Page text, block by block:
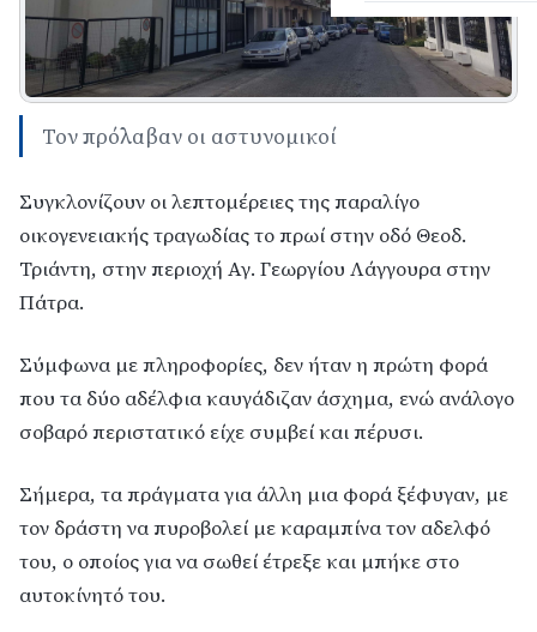
Τον πρόλαβαν οι αστυνομικοί
Συγκλονίζουν οι λεπτομέρειες της παραλίγο
οικογενειακής τραγωδίας το πρωί στην οδό Θεοδ.
Τριάντη, στην περιοχή Αγ. Γεωργίου Λάγγουρα στην
Πάτρα.
Σύμφωνα με πληροφορίες, δεν ήταν η πρώτη φορά
που τα δύο αδέλφια καυγάδιζαν άσχημα, ενώ ανάλογο
σοβαρό περιστατικό είχε συμβεί και πέρυσι.
Σήμερα, τα πράγματα για άλλη μια φορά ξέφυγαν, με
τον δράστη να πυροβολεί με καραμπίνα τον αδελφό
του, ο οποίος για να σωθεί έτρεξε και μπήκε στο
αυτοκίνητό του.